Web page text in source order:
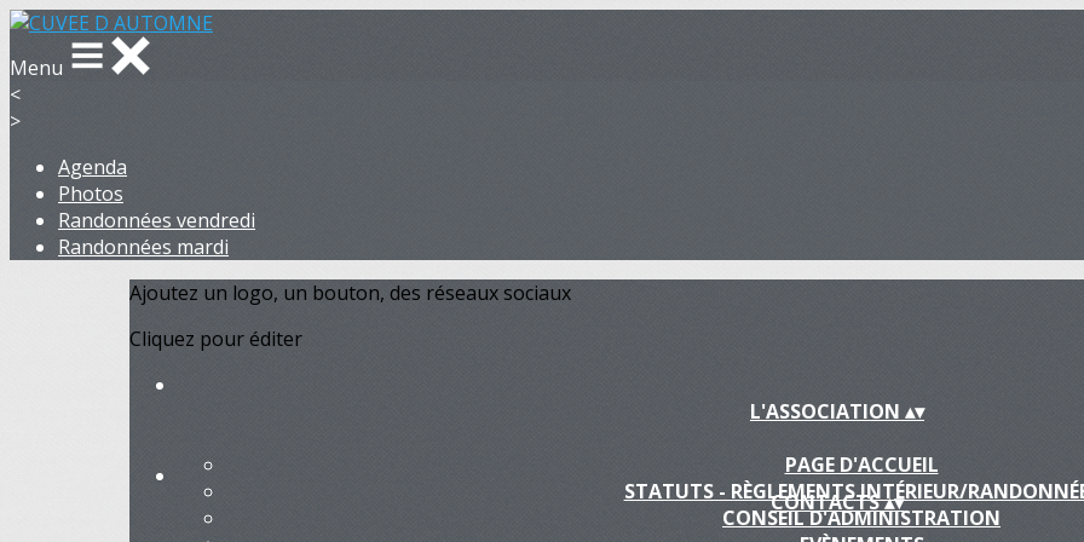
Menu
<
>
Agenda
Photos
Randonnées vendredi
Randonnées mardi
Ajoutez un logo, un bouton, des réseaux sociaux
Cliquez pour éditer
L'ASSOCIATION ▴▾
PAGE D'ACCUEIL
STATUTS - RÈGLEMENTS INTÉRIEUR/
CONSEIL D'ADMINISTRATION
CONTACTS▴▾